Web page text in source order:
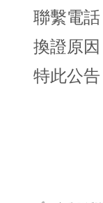
聯繫電
換證原
特此公告